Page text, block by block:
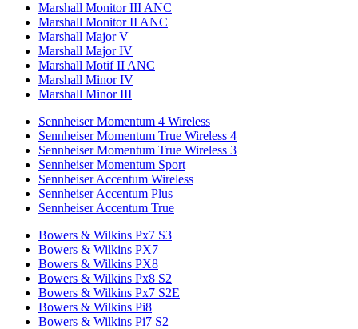
Marshall Monitor III ANC
Marshall Monitor II ANC
Marshall Major V
Marshall Major IV
Marshall Motif II ANC
Marshall Minor IV
Marshall Minor III
Sennheiser Momentum 4 Wireless
Sennheiser Momentum True Wireless 4
Sennheiser Momentum True Wireless 3
Sennheiser Momentum Sport
Sennheiser Accentum Wireless
Sennheiser Accentum Plus
Sennheiser Accentum True
Bowers & Wilkins Px7 S3
Bowers & Wilkins PX7
Bowers & Wilkins PX8
Bowers & Wilkins Px8 S2
Bowers & Wilkins Px7 S2E
Bowers & Wilkins Pi8
Bowers & Wilkins Pi7 S2